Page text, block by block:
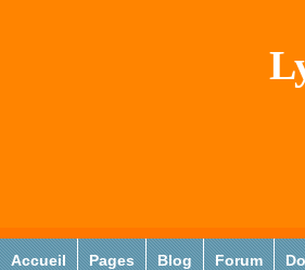
Accueil Pages Blog Forum